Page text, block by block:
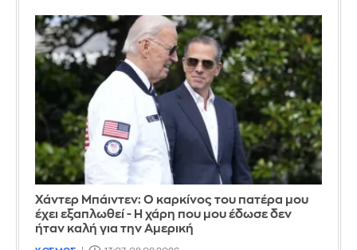
Χάντερ Μπάιντεν: Ο καρκίνος του πατέρα μου
έχει εξαπλωθεί - Η χάρη που μου έδωσε δεν
ήταν καλή για την Αμερική